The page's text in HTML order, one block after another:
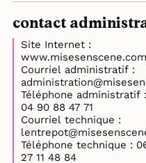
contact
Site Internet :
www.misesenscene.com
Courriel administratif :
Téléphone administratif :
04 90 88 47 71
Courriel technique :
Téléphone technique : 06
27 11 48 84